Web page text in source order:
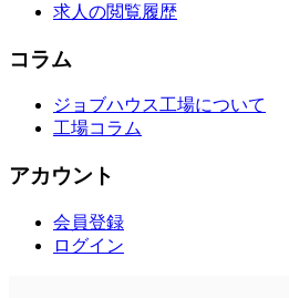
求人の閲覧履歴
コラム
ジョブハウス工場について
工場コラム
アカウント
会員登録
ログイン